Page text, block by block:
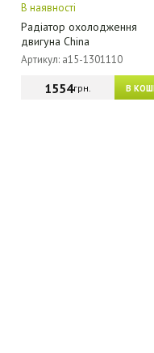
В наявності
Радіатор охолодження
двигуна China
Артикул: a15-1301110
В
1554грн.